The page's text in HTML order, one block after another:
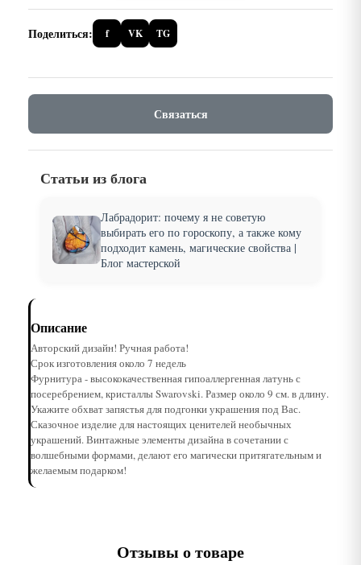
Поделиться: f VK TG
Связаться
Статьи из блога
Лабрадорит: почему я не советую
выбирать его по гороскопу, а также кому
подходит камень, магические свойства |
Блог мастерской
Описание
Авторский дизайн! Ручная работа!
Срок изготовления около 7 недель
Фурнитура - высококачественная гипоаллергенная латунь с
посеребрением, кристаллы Swarovski. Размер около 9 см. в длину.
Укажите обхват запястья для подгонки украшения под Вас.
Сказочное изделие для настоящих ценителей необычных
украшений. Винтажные элементы дизайна в сочетании с
волшебными формами, делают его магически притягательным и
желаемым подарком!
Отзывы о товаре